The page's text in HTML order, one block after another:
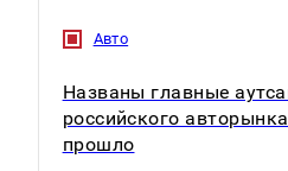
Авто
Названы главные
российского
прошло